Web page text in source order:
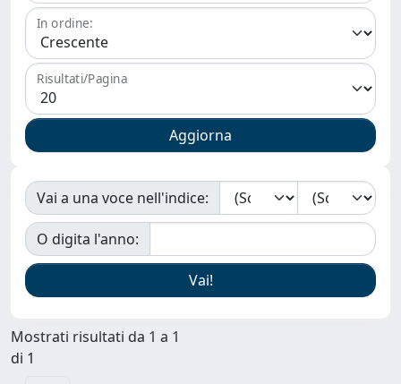
In ordine:
Risultati/Pagina
Vai a una voce nell'indice:
O digita l'anno:
Mostrati risultati da 1 a 1
di 1